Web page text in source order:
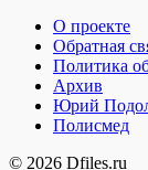
О проекте
Обратная
Политика
Архив
Юрий
Полисмед
© 2026 Dfiles.ru